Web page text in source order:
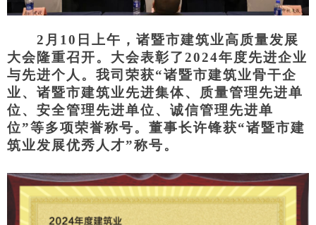
2 月 10 日上午，诸暨市建筑业高质量发展
大会隆重召开。大会表彰了2024年度先进企业
与先进个人。我司荣获“诸暨市建筑业骨干企
业、诸暨市建筑业先进集体、质量管理先进单
位、安全管理先进单位、诚信管理先进单
位”等多项荣誉称号。董事长许锋获“诸暨市建
筑业发展优秀人才”称号。